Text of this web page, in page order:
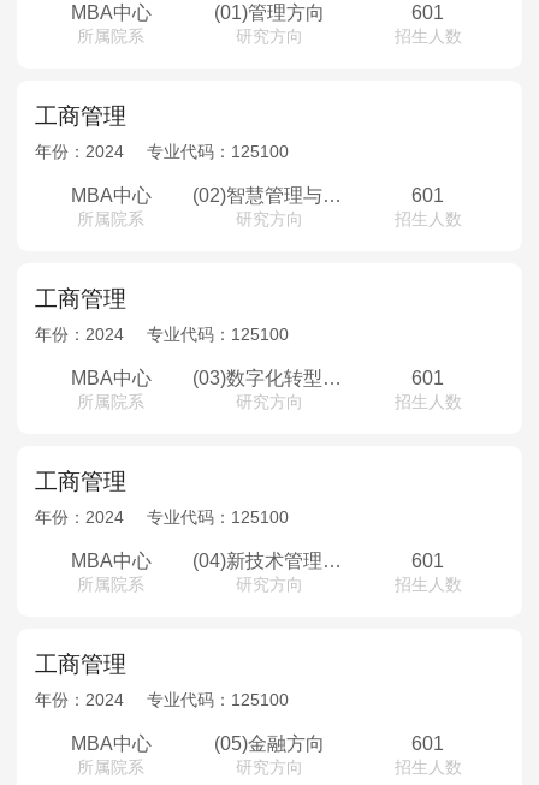
院校库 考试报名 招生政策
报名流程
MPAcc会计专硕
院校库 考试报名 招生政策 学制学费
报名流程
考试真题
报考经验 招生简章
MTA旅游管理
院校库 考试报名 招生政策
考试真题
报考经验 招生简章
MBA中心
所属院系
(01)管理方向
研究方向
601
招生人数
工商管理
年份： 2024 专业代码： 125100
MBA中心
所属院系
(02)智慧管理与创新创业方向
研究方向
601
招生人数
工商管理
年份： 2024 专业代码： 125100
MBA中心
所属院系
(03)数字化转型与产业升级方向
研究方向
601
招生人数
工商管理
年份： 2024 专业代码： 125100
MBA中心
所属院系
(04)新技术管理与金融科技方向
研究方向
601
招生人数
工商管理
年份： 2024 专业代码： 125100
MBA中心
所属院系
(05)金融方向
研究方向
601
招生人数